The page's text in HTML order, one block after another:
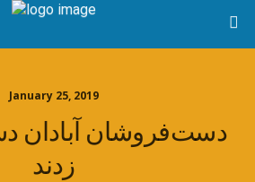
January 25, 2019
دست‌فروشان آبادان
زدند